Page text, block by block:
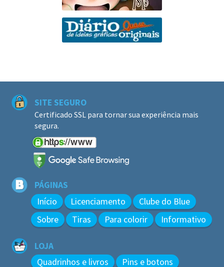
SITE SEGURO
Certificado SSL para tornar sua experiência mais
segura.
PÁGINAS
Início Licenciamento
Clube do Blue
Sobre
Tiras Para colorir Informativo
LOJA
Quadrinhos e livros Pins e botons